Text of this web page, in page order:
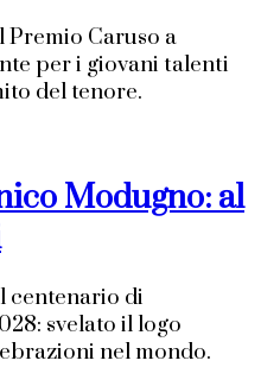
Caruso a
per i giovani talenti
del tenore.
Modugno: al
centenario di
svelato il logo
nel mondo.